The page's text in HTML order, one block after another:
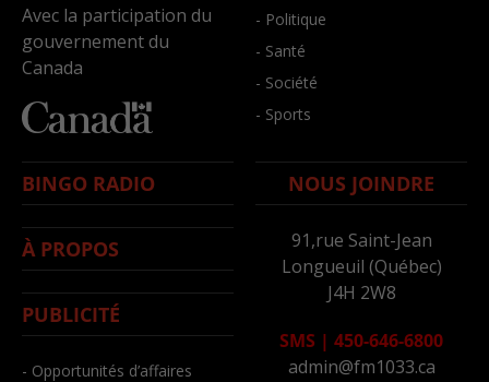
Avec la participation du
gouvernement du
Canada
- Politique
- Santé
- Société
- Sports
BINGO RADIO
À PROPOS
PUBLICITÉ
- Opportunités d’affaires
NOUS JOINDRE
91,rue Saint-Jean
Longueuil (Québec)
J4H 2W8
SMS | 450-646-6800
admin@fm1033.ca